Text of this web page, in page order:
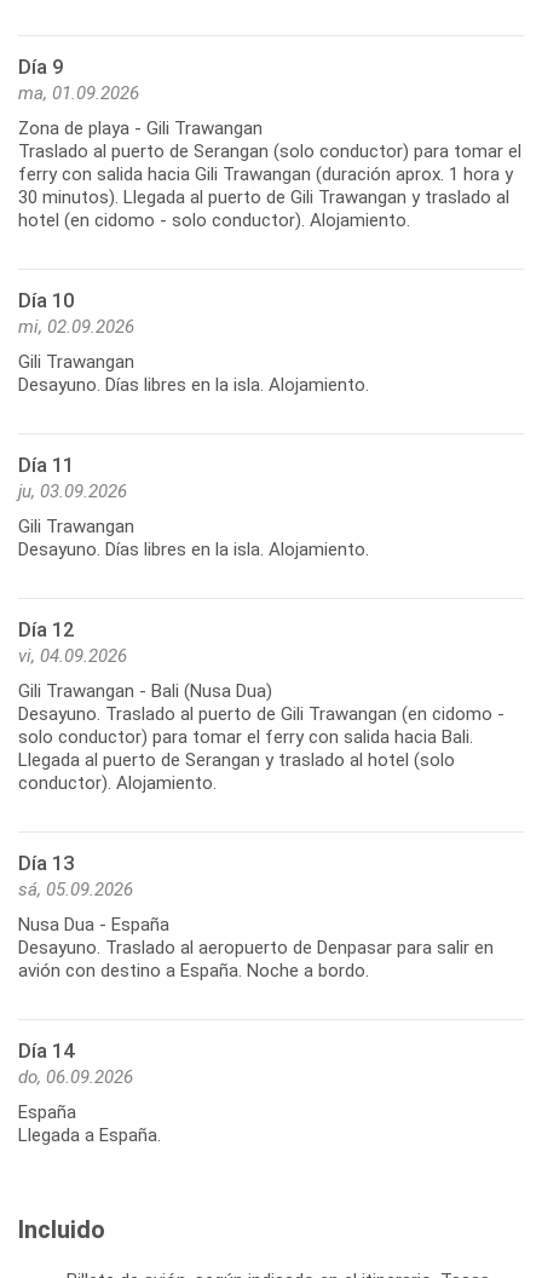
Día 9
ma, 01.09.2026
Zona de playa - Gili Trawangan
Traslado al puerto de Serangan (solo conductor) para tomar el
ferry con salida hacia Gili Trawangan (duración aprox. 1 hora y
30 minutos). Llegada al puerto de Gili Trawangan y traslado al
hotel (en cidomo - solo conductor). Alojamiento.
Día 10
mi, 02.09.2026
Gili Trawangan
Desayuno. Días libres en la isla. Alojamiento.
Día 11
ju, 03.09.2026
Gili Trawangan
Desayuno. Días libres en la isla. Alojamiento.
Día 12
vi, 04.09.2026
Gili Trawangan - Bali (Nusa Dua)
Desayuno. Traslado al puerto de Gili Trawangan (en cidomo -
solo conductor) para tomar el ferry con salida hacia Bali.
Llegada al puerto de Serangan y traslado al hotel (solo
conductor). Alojamiento.
Día 13
sá, 05.09.2026
Nusa Dua - España
Desayuno. Traslado al aeropuerto de Denpasar para salir en
avión con destino a España. Noche a bordo.
Día 14
do, 06.09.2026
España
Llegada a España.
Incluido